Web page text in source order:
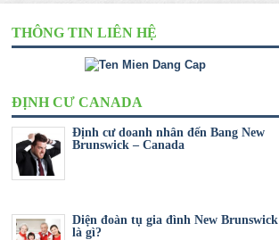
THÔNG TIN LIÊN HỆ
ĐỊNH CƯ CANADA
Định cư doanh nhân đến Bang New
Brunswick – Canada
Diện đoàn tụ gia đình New Brunswick
là gì?